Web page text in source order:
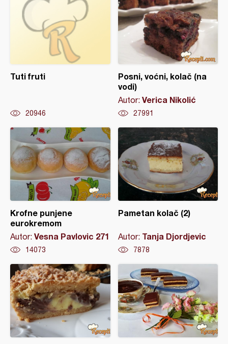
Tuti fruti
20946
Posni, voćni, kolač (na
vodi)
Autor: Verica Nikolić
27991
Krofne punjene
eurokremom
Autor: Vesna Pavlovic 271
14073
Pametan kolač (2)
Autor: Tanja Djordjevic
7878